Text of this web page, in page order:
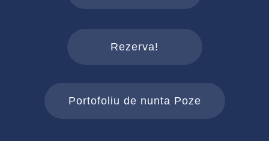
Rezerva!
Portofoliu de nunta Poze